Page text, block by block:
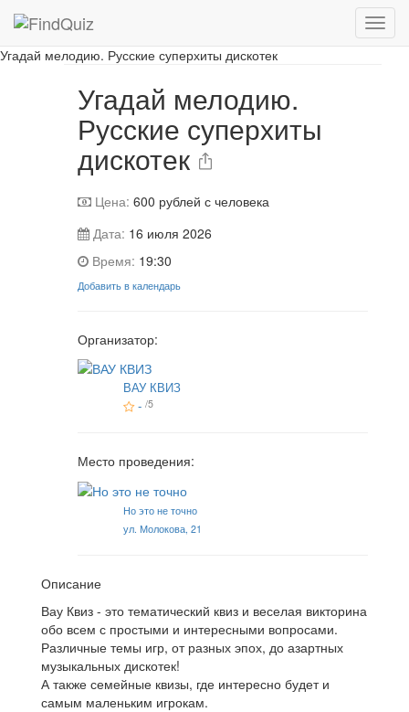
Угадай мелодию. Русские суперхиты дискотек
Угадай мелодию.
Русские суперхиты
дискотек
Цена: 600 рублей с человека
Дата: 16 июля 2026
Время: 19:30
Добавить в календарь
Организатор:
ВАУ КВИЗ
- /5
Место проведения:
Но это не точно
ул. Молокова, 21
Описание
Вау Квиз - это тематический квиз и веселая викторина
обо всем с простыми и интересными вопросами.
Различные темы игр, от разных эпох, до азартных
музыкальных дискотек!
А также семейные квизы, где интересно будет и
самым маленьким игрокам.